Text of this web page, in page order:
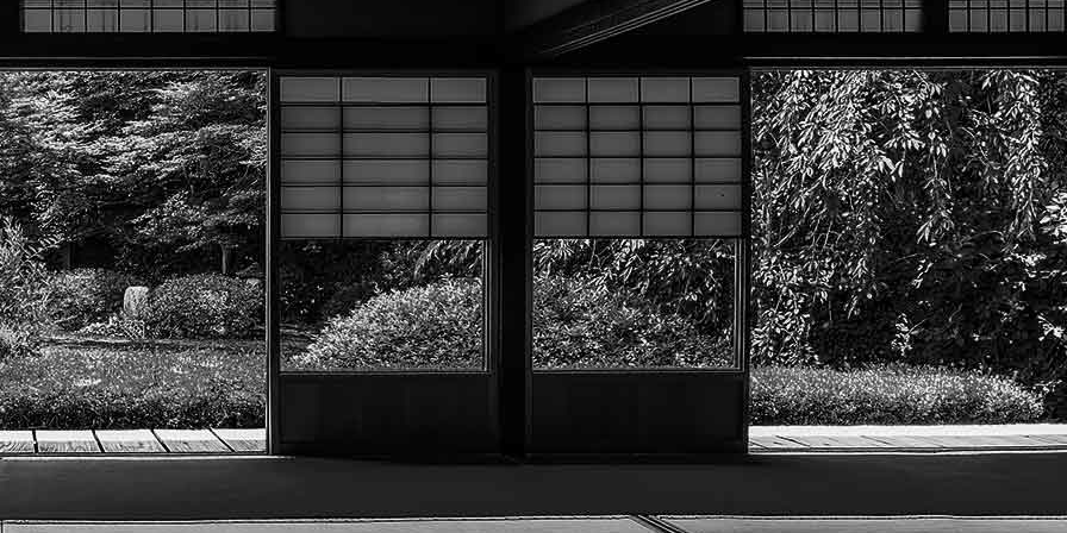
Menu
?>
Images de la page d'accueil
Cliquez pour éditer
Texte, bouton et/ou inscription à la newsletter
Cliquez pour éditer
Académie Menneçoise d'Arts